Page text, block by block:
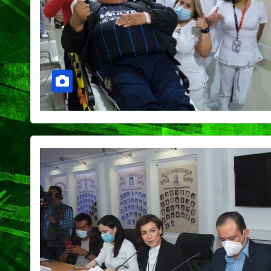
de agosto y se
plantarán 6.6
millones de
plantas
CIUDAD DEPORTES
Concluye
Máster de